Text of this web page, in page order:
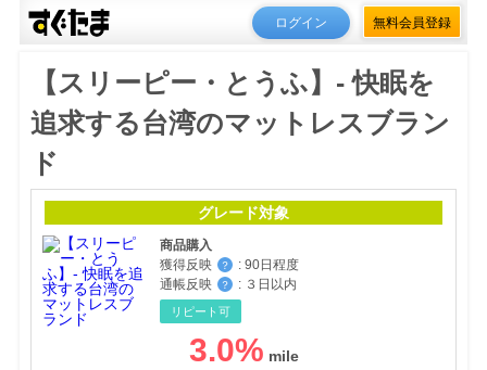
ログイン 無料会員登録
【スリーピー・とうふ】- 快眠を
追求する台湾のマットレスブラン
ド
グレード対象
商品購入
獲得反映
？ : 90日程度
通帳反映
？ : ３日以内
リピート可
3.0%